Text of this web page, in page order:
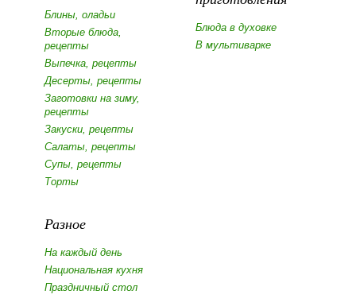
Блины, оладьи
Вторые блюда,
рецепты
Выпечка, рецепты
Десерты, рецепты
Заготовки на зиму,
рецепты
Закуски, рецепты
Салаты, рецепты
Супы, рецепты
Торты
Блюда в духовке
В мультиварке
Разное
На каждый день
Национальная кухня
Праздничный стол